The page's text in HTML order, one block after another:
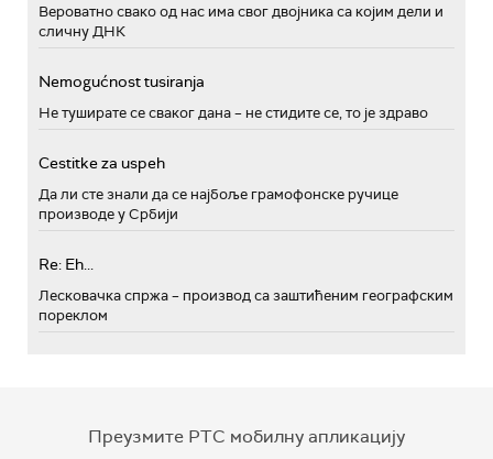
Вероватно свако од нас има свог двојника са којим дели и
сличну ДНК
Nemogućnost tusiranja
Не туширате се сваког дана – не стидите се, то је здраво
Cestitke za uspeh
Да ли сте знали да се најбоље грамофонске ручице
производе у Србији
Re: Eh...
Лесковачка спржа – производ са заштићеним географским
пореклом
Преузмите РТС мобилну апликацију